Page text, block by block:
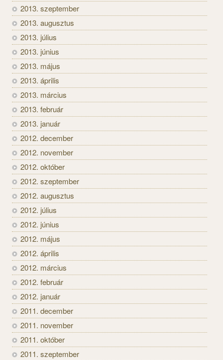
2013. szeptember
2013. augusztus
2013. július
2013. június
2013. május
2013. április
2013. március
2013. február
2013. január
2012. december
2012. november
2012. október
2012. szeptember
2012. augusztus
2012. július
2012. június
2012. május
2012. április
2012. március
2012. február
2012. január
2011. december
2011. november
2011. október
2011. szeptember